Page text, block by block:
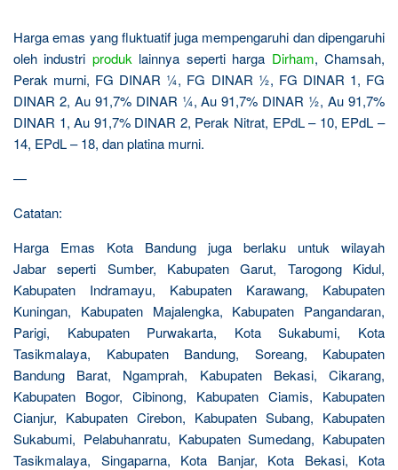
Harga emas yang fluktuatif juga mempengaruhi dan dipengaruhi
oleh industri produk lainnya seperti harga Dirham, Chamsah,
Perak murni, FG DINAR ¼, FG DINAR ½, FG DINAR 1, FG
DINAR 2, Au 91,7% DINAR ¼, Au 91,7% DINAR ½, Au 91,7%
DINAR 1, Au 91,7% DINAR 2, Perak Nitrat, EPdL – 10, EPdL –
14, EPdL – 18, dan platina murni.
—
Catatan:
Harga Emas Kota Bandung juga berlaku untuk wilayah
Jabar seperti Sumber, Kabupaten Garut, Tarogong Kidul,
Kabupaten Indramayu, Kabupaten Karawang, Kabupaten
Kuningan, Kabupaten Majalengka, Kabupaten Pangandaran,
Parigi, Kabupaten Purwakarta, Kota Sukabumi, Kota
Tasikmalaya, Kabupaten Bandung, Soreang, Kabupaten
Bandung Barat, Ngamprah, Kabupaten Bekasi, Cikarang,
Kabupaten Bogor, Cibinong, Kabupaten Ciamis, Kabupaten
Cianjur, Kabupaten Cirebon, Kabupaten Subang, Kabupaten
Sukabumi, Pelabuhanratu, Kabupaten Sumedang, Kabupaten
Tasikmalaya, Singaparna, Kota Banjar, Kota Bekasi, Kota